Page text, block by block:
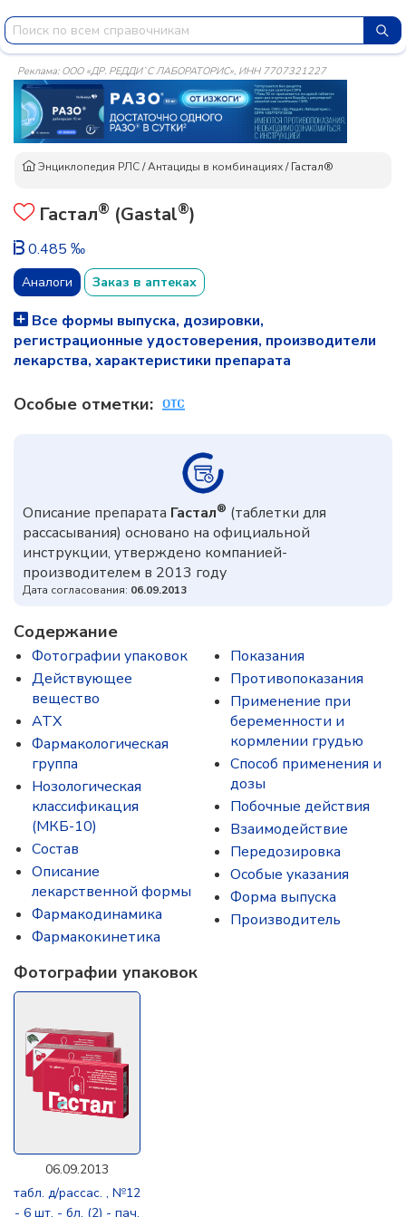
Реклама: ООО «ДР. РЕДДИ`С ЛАБОРАТОРИС», ИНН 7707321227
Энциклопедия РЛС/Антациды в комбинациях/Гастал®
Гастал® (Gastal®)
0.485 ‰
Аналоги Заказ в аптеках
Все формы выпуска, дозировки,
регистрационные удостоверения, производители
лекарства, характеристики препарата
Особые отметки:
Описание препарата Гастал® (таблетки для
рассасывания) основано на официальной
инструкции, утверждено компанией-
производителем в 2013 году
Дата согласования: 06.09.2013
Содержание
Фотографии упаковок
Действующее
вещество
ATX
Фармакологическая
группа
Нозологическая
классификация
(МКБ-10)
Состав
Описание
лекарственной формы
Фармакодинамика
Фармакокинетика
Показания
Противопоказания
Применение при
беременности и
кормлении грудью
Способ применения и
дозы
Побочные действия
Взаимодействие
Передозировка
Особые указания
Форма выпуска
Производитель
Фотографии упаковок
06.09.2013
табл. д/рассас. , №12
- 6 шт. - бл. (2) - пач.